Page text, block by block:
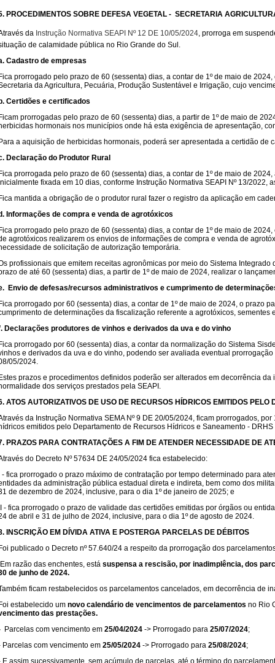
PROCEDIMENTOS SOBRE DEFESA VEGETAL - SECRETARIA
da Instrução Normativa SEAPI Nº 12 DE 10/05/2024, prorroga em
de calamidade pública no Rio Grande do Sul.
Cadastro de empresas
prorrogado pelo prazo de 60 (sessenta) dias, a contar de 1º de maio de
da Agricultura, Pecuária, Produção Sustentável e Irrigação, cujo
Certidões e certificados
prorrogadas pelo prazo de 60 (sessenta) dias, a partir de 1º de maio de
hormonais nos municípios onde há esta exigência de apresentação,
a aquisição de herbicidas hormonais, poderá ser apresentada a certidão de
Declaração do Produtor Rural
prorrogada pelo prazo de 60 (sessenta) dias, a contar de 1º de maio de
fixada em 10 dias, conforme Instrução Normativa SEAPI Nº 13/2022,
mantida a obrigação de o produtor rural fazer o registro da aplicação em
Informações de compra e venda de agrotóxicos
prorrogado pelo prazo de 60 (sessenta) dias, a contar de 1º de maio de
agrotóxicos realizarem os envios de informações de compra e venda de
de solicitação de autorização temporária.
profissionais que emitem receitas agronômicas por meio do Sistema
de até 60 (sessenta) dias, a partir de 1º de maio de 2024, realizar o
Envio de defesas/recursos administrativos e cumprimento de
prorrogado por 60 (sessenta) dias, a contar de 1º de maio de 2024, o prazo
de determinações da fiscalização referente a agrotóxicos,
Declarações produtores de vinhos e derivados da uva e do vinho
prorrogado por 60 (sessenta) dias, a contar da normalização do Sistema
e derivados da uva e do vinho, podendo ser avaliada eventual
05/2024.
prazos e procedimentos definidos poderão ser alterados em decorrência
dos serviços prestados pela SEAPI.
ATOS AUTORIZATIVOS DE USO DE RECURSOS HÍDRICOS EMITIDOS
da Instrução Normativa SEMA Nº 9 DE 20/05/2024, ficam prorrogados,
emitidos pelo Departamento de Recursos Hídricos e Saneamento -
PRAZOS PARA CONTRATAÇÕES A FIM DE ATENDER NECESSIDADE DE
do Decreto Nº 57634 DE 24/05/2024 fica estabelecido:
- fica prorrogado o prazo máximo de contratação por tempo determinado para
da administração pública estadual direta e indireta, bem como dos
de dezembro de 2024, inclusive, para o dia 1º de janeiro de 2025; e
- fica prorrogado o prazo de validade das certidões emitidas por órgãos ou
de abril e 31 de julho de 2024, inclusive, para o dia 1º de agosto de 2024.
INSCRIÇÃO EM DÍVIDA ATIVA E POSTERGA PARCELAS DE DÉBITOS
publicado o Decreto nº 57.640/24 a respeito da prorrogação dos
razão das enchentes, está suspensa a rescisão, por inadimplência, dos
de junho de 2024.
ficam restabelecidos os parcelamentos cancelados, em decorrência de
estabelecido um novo calendário de vencimentos de parcelamentos no Rio
das prestações.
Parcelas com vencimento em 25/04/2024 -> Prorrogado para 25/07/2024;
Parcelas com vencimento em 25/05/2024 -> Prorrogado para 25/08/2024;
E assim sucessivamente, sem acúmulo de parcelas, até o término do